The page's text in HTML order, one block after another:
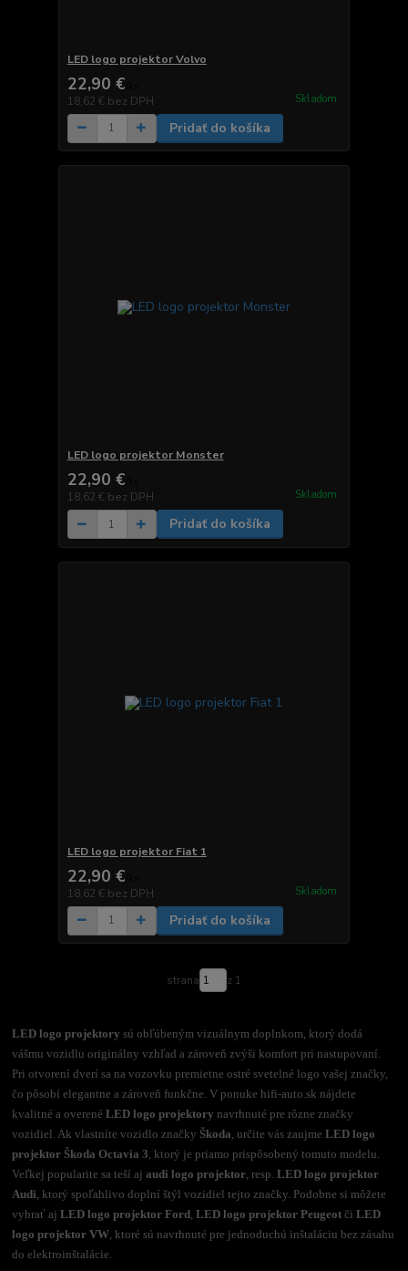
LED logo projektor Volvo
22,90 €
18,62 € bez DPH Skladom
Pridať do košíka
LED logo projektor Monster
22,90 €
18,62 € bez DPH Skladom
Pridať do košíka
LED logo projektor Fiat 1
22,90 €
18,62 € bez DPH Skladom
Pridať do košíka
strana z 1
LED logo projektory sú obľúbeným vizuálnym doplnkom, ktorý dodá
vášmu vozidlu originálny vzhľad a zároveň zvýši komfort pri nastupovaní.
Pri otvorení dverí sa na vozovku premietne ostré svetelné logo vašej značky,
čo pôsobí elegantne a zároveň funkčne. V ponuke hifi-auto.sk nájdete
kvalitné a overenéLED logo projektory navrhnuté pre rôzne značky
vozidiel. Ak vlastníte vozidlo značkyŠkoda, určite vás zaujmeLED logo
projektor Škoda Octavia 3, ktorý je priamo prispôsobený tomuto modelu.
Veľkej popularite sa teší ajaudi logo projektor, resp.LED logo projektor
Audi, ktorý spoľahlivo doplní štýl vozidiel tejto značky. Podobne si môžete
vybrať ajLED logo projektor Ford ,LED logo projektor Peugeot čiLED
logo projektor VW, ktoré sú navrhnuté pre jednoduchú inštaláciu bez zásahu
do elektroinštalácie.